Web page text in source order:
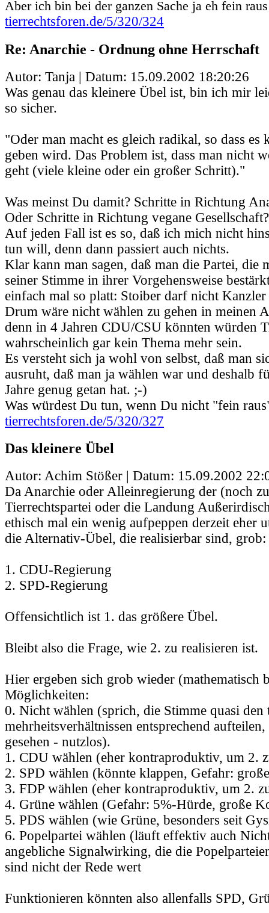
Aber ich bin bei der ganzen Sache ja eh fein
tierrechtsforen.de/5/320/324
Re: Anarchie - Ordnung ohne Herrschaft
Autor: Tanja | Datum: 15.09.2002 18:20:26
Was genau das kleinere Übel ist, bin ich mir
so sicher.
"Oder man macht es gleich radikal, so dass es
geben wird. Das Problem ist, dass man nicht
geht (viele kleine oder ein großer Schritt)."
Was meinst Du damit? Schritte in Richtung
Oder Schritte in Richtung vegane Gesellschaft?
Auf jeden Fall ist es so, daß ich mich nicht
tun will, denn dann passiert auch nichts.
Klar kann man sagen, daß man die Partei, die
seiner Stimme in ihrer Vorgehensweise
einfach mal so platt: Stoiber darf nicht
Drum wäre nicht wählen zu gehen in meinen
denn in 4 Jahren CDU/CSU könnten würden
wahrscheinlich gar kein Thema mehr sein.
Es versteht sich ja wohl von selbst, daß man
ausruht, daß man ja wählen war und deshalb
Jahre genug getan hat. ;-)
Was würdest Du tun, wenn Du nicht "fein
tierrechtsforen.de/5/320/327
Das kleinere Übel
Autor: Achim Stößer | Datum: 15.09.2002
Da Anarchie oder Alleinregierung der (noch
Tierrechtspartei oder die Landung
ethisch mal ein wenig aufpeppen derzeit eher
die Alternativ-Übel, die realisierbar sind, grob:
1. CDU-Regierung
2. SPD-Regierung
Offensichtlich ist 1. das größere Übel.
Bleibt also die Frage, wie 2. zu realisieren ist.
Hier ergeben sich grob wieder (mathematisch
Möglichkeiten:
0. Nicht wählen (sprich, die Stimme quasi den
mehrheitsverhältnissen entsprechend
gesehen - nutzlos).
1. CDU wählen (eher kontraproduktiv, um 2.
2. SPD wählen (könnte klappen, Gefahr:
3. FDP wählen (eher kontraproduktiv, um 2.
4. Grüne wählen (Gefahr: 5%-Hürde, große
5. PDS wählen (wie Grüne, besonders seit
6. Popelpartei wählen (läuft effektiv auch
angebliche Signalwirking, die die
sind nicht der Rede wert
Funktionieren könnten also allenfalls SPD,